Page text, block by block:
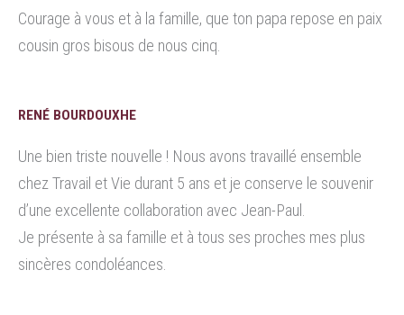
Courage à vous et à la famille, que ton papa repose en paix
cousin gros bisous de nous cinq.
RENÉ BOURDOUXHE
Une bien triste nouvelle ! Nous avons travaillé ensemble
chez Travail et Vie durant 5 ans et je conserve le souvenir
d’une excellente collaboration avec Jean-Paul.
Je présente à sa famille et à tous ses proches mes plus
sincères condoléances.